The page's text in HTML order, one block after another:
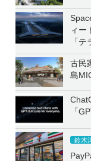
ィー
「
古民
島
「
鈴木